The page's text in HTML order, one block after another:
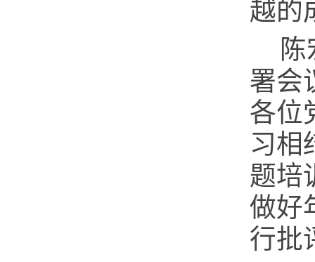
越的
署会
各位
习相
题培
做好
行批